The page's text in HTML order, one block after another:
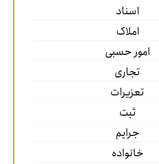
اسناد
املاک
امور حسبی
تجاری
تعزیرات
ثبت
جرایم
خانواده